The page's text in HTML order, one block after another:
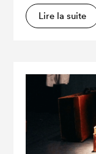
Lire la suite